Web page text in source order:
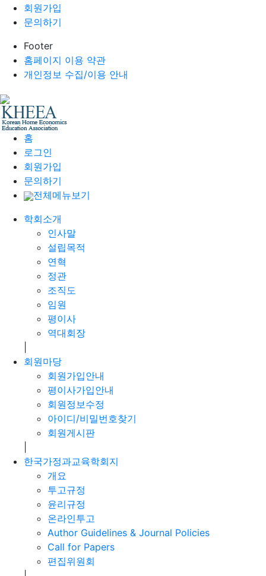
회원가입
문의하기
Footer
홈페이지 이용 약관
개인정보 수집/이용 안내
홈
로그인
회원가입
문의하기
전체메뉴보기
학회소개
인사말
설립목적
연혁
정관
조직도
임원
평이사
역대회장
회원마당
회원가입안내
평이사가입안내
회원정보수정
아이디/비밀번호찾기
회원게시판
한국가정과교육학회지
개요
투고규정
윤리규정
온라인투고
Author Guidelines & Journal Policies
Call for Papers
편집위원회